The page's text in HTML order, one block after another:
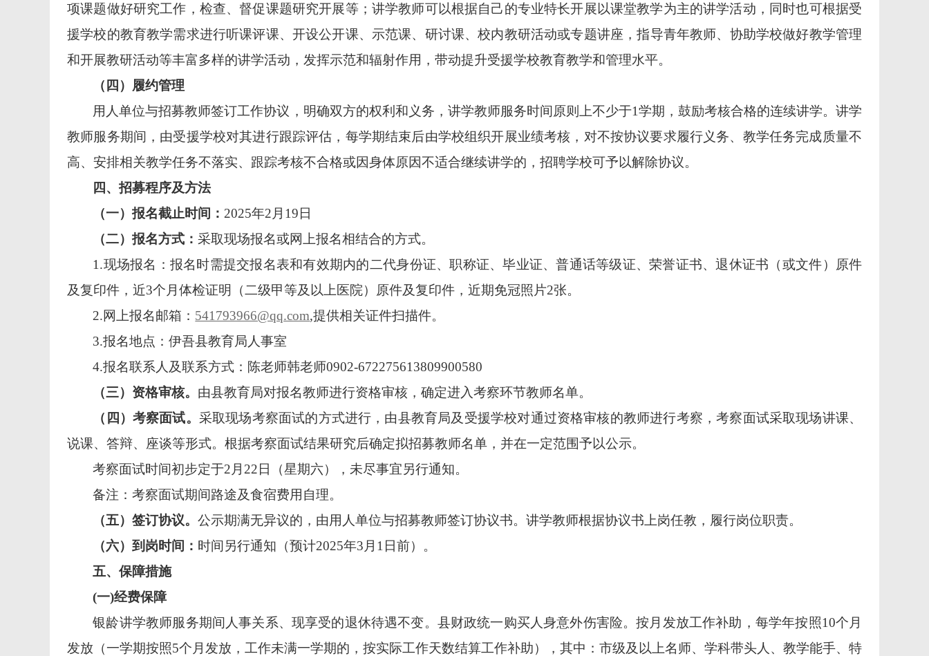
项课题做好研究工作，检查、督促课题研究开展等；讲学教师可以根据自己的专业特长开展以课堂教学为主的讲学活动，同时也可根据受
援学校的教育教学需求进行听课评课、 开设公开课、 示范课、 研讨课、校内教研活动或专题讲座，指导青年教师、 协助学校做好教学管理
和开展教研活动等丰富多样的讲学活动，发挥示范和辐射作用，带动提升受援学校教育教学和管理水平。
（四）履约管理
用人单位与招募教师签订工作协议， 明确双方的权利和义务， 讲学教师服务时间原则上不少于1学期 ，鼓励考核合格的连续讲学。讲学
教师服务期间，由受援学校对其进行跟踪评估， 每学期结束后由学校组织开展业绩考核，对不按协议要求履行义务、教学任务完成质量不
高、安排相关教学任务不落实、跟踪考核不合格或因身体原因不适合继续讲学的， 招聘学校可予以解除协议。
四 、招募程序及方法
（一）报名截止时间 ： 2025年2 月 19 日
（二）报名方式：采取现场报名或网上报名相结合的方式。
1.现场报名：报名时需提交报名表和有效期内的二代身份证、职称证、毕业证、普通话等级证、荣誉证书、退休证书（或文件）原件
及复印件， 近3个月体检证明（二级甲等及以上医院）原件及复印件，近期免冠照片2张。
2.网上报名邮箱： 541793966@qq.com,提供相关证件扫描件。
3.报名地点：伊吾县教育局人事室
4.报名联系人 及联系方式 ： 陈老师韩老师0902-672275613809900580
（三）资格审核。 由县教育局对报名教师进行资格审核，确定进入考察环节教师名单。
（四）考察面试。 采取现场考察面试的方式进行，由县教育局及受援学校对通过资格审核的教师进行考察，考察面试采取现场讲课、
说课、答辩、 座谈等形式。根据考察面试结果研究后确定拟招募教师名单，并在一定范围予以公示。
考察面试时间初步定于2月22日（星期六），未尽事宜另行通知。
备注：考察面试期间路途及食宿费用自理。
（五）签订协议。公示期满无异议的，由用人单位与招募教师签订协议书。讲学教师根据协议书上岗任教，履行岗位职责。
（六）到岗时间： 时间另行通知（预计2025年3月1日前）。
五、保障措施
(一)经费保障
银龄讲学教师服务期间人事关系、现享受的退休待遇不变。 县财政统一购买人身意外伤害险。按月发放工作补助，每学年按照10个月
发放 （一学期按照5个月发放，工作未满一学期的，按实际工作天数结算工作补助）， 其中：市级及以上名师、学科带头人、教学能手、特